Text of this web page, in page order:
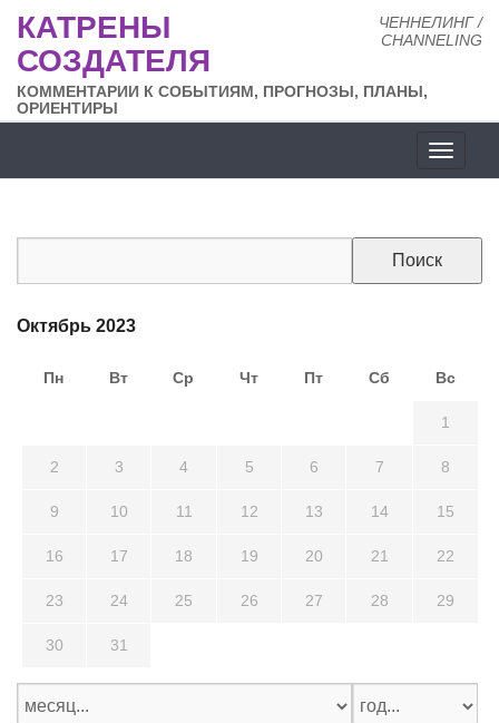
ЧЕННЕЛИНГ /
CHANNELING
КАТРЕНЫ
СОЗДАТЕЛЯ
КОММЕНТАРИИ К СОБЫТИЯМ, ПРОГНОЗЫ, ПЛАНЫ,
ОРИЕНТИРЫ
сайта
Октябрь 2023
Пн Вт Ср Чт Пт Сб Вс
1
2 3 4 5 6 7 8
9 10 11 12 13 14 15
16 17 18 19 20 21 22
23 24 25 26 27 28 29
30 31